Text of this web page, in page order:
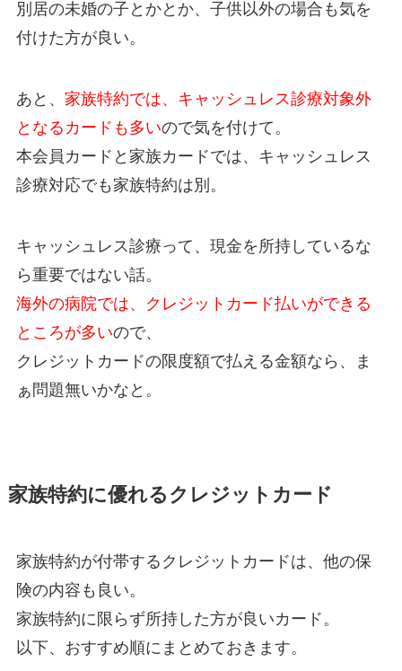
別居の未婚の子とかとか、子供以外の場合も気を
付けた方が良い。
あと、 家族特約では、キャッシュレス診療対象外
となるカードも多いので気を付けて。
本会員カードと家族カードでは、キャッシュレス
診療対応でも家族特約は別。
キャッシュレス診療って、現金を所持しているな
ら重要ではない話。
海外の病院では、クレジットカード払いができる
ところが多いので、
クレジットカードの限度額で払える金額なら、ま
ぁ問題無いかなと。
家族特約に優れるクレジットカード
家族特約が付帯するクレジットカードは、他の保
険の内容も良い。
家族特約に限らず所持した方が良いカード。
以下、おすすめ順にまとめておきます。